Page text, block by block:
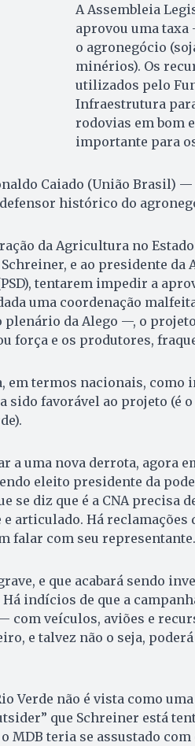
A Assembleia
aprovou uma
o agronegócio
minérios). Os
utilizados pelo
Infraestrutura
rodovias em bom
importante para
Caiado (União Brasil)
histórico do
da Agricultura no Estado
e ao presidente da
tentarem impedir a
uma coordenação
plenário da Alego —, o
força e os produtores,
em termos nacionais, como
sido favorável ao projeto (é
a uma nova derrota, agora
eleito presidente da
se diz que é a CNA precisa
articulado. Há reclamações
falar com seu representante.
e que acabará sendo
indícios de que a
com veículos, aviões e
e talvez não o seja,
Verde não é vista como
que Schreiner está
MDB teria se assustado